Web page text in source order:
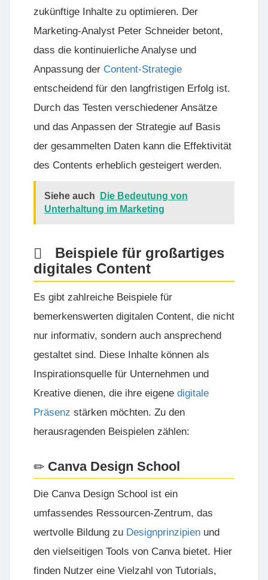
zukünftige Inhalte zu optimieren. Der
Marketing-Analyst Peter Schneider betont,
dass die kontinuierliche Analyse und
Anpassung der Content-Strategie
entscheidend für den langfristigen Erfolg ist.
Durch das Testen verschiedener Ansätze
und das Anpassen der Strategie auf Basis
der gesammelten Daten kann die Effektivität
des Contents erheblich gesteigert werden.
Siehe auch
Die Bedeutung von
Unterhaltung im Marketing
Beispiele für großartiges
digitales Content
Es gibt zahlreiche Beispiele für
bemerkenswerten digitalen Content, die nicht
nur informativ, sondern auch ansprechend
gestaltet sind. Diese Inhalte können als
Inspirationsquelle für Unternehmen und
Kreative dienen, die ihre eigene digitale
Präsenz stärken möchten. Zu den
herausragenden Beispielen zählen:
Canva Design School
Die Canva Design School ist ein
umfassendes Ressourcen-Zentrum, das
wertvolle Bildung zu Designprinzipien und
den vielseitigen Tools von Canva bietet. Hier
finden Nutzer eine Vielzahl von Tutorials,